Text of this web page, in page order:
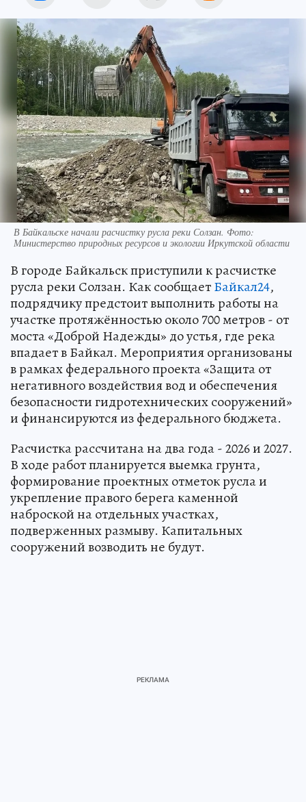
В Байкальске начали расчистку русла реки Солзан. Фото:
Министерство природных ресурсов и экологии Иркутской области
В городе Байкальск приступили к расчистке
русла реки Солзан. Как сообщаетБайкал24,
подрядчику предстоит выполнить работы на
участке протяжённостью около 700 метров - от
моста «Доброй Надежды» до устья, где река
впадает в Байкал. Мероприятия организованы
в рамках федерального проекта «Защита от
негативного воздействия вод и обеспечения
безопасности гидротехнических сооружений»
и финансируются из федерального бюджета.
Расчистка рассчитана на два года - 2026 и 2027.
В ходе работ планируется выемка грунта,
формирование проектных отметок русла и
укрепление правого берега каменной
наброской на отдельных участках,
подверженных размыву. Капитальных
сооружений возводить не будут.